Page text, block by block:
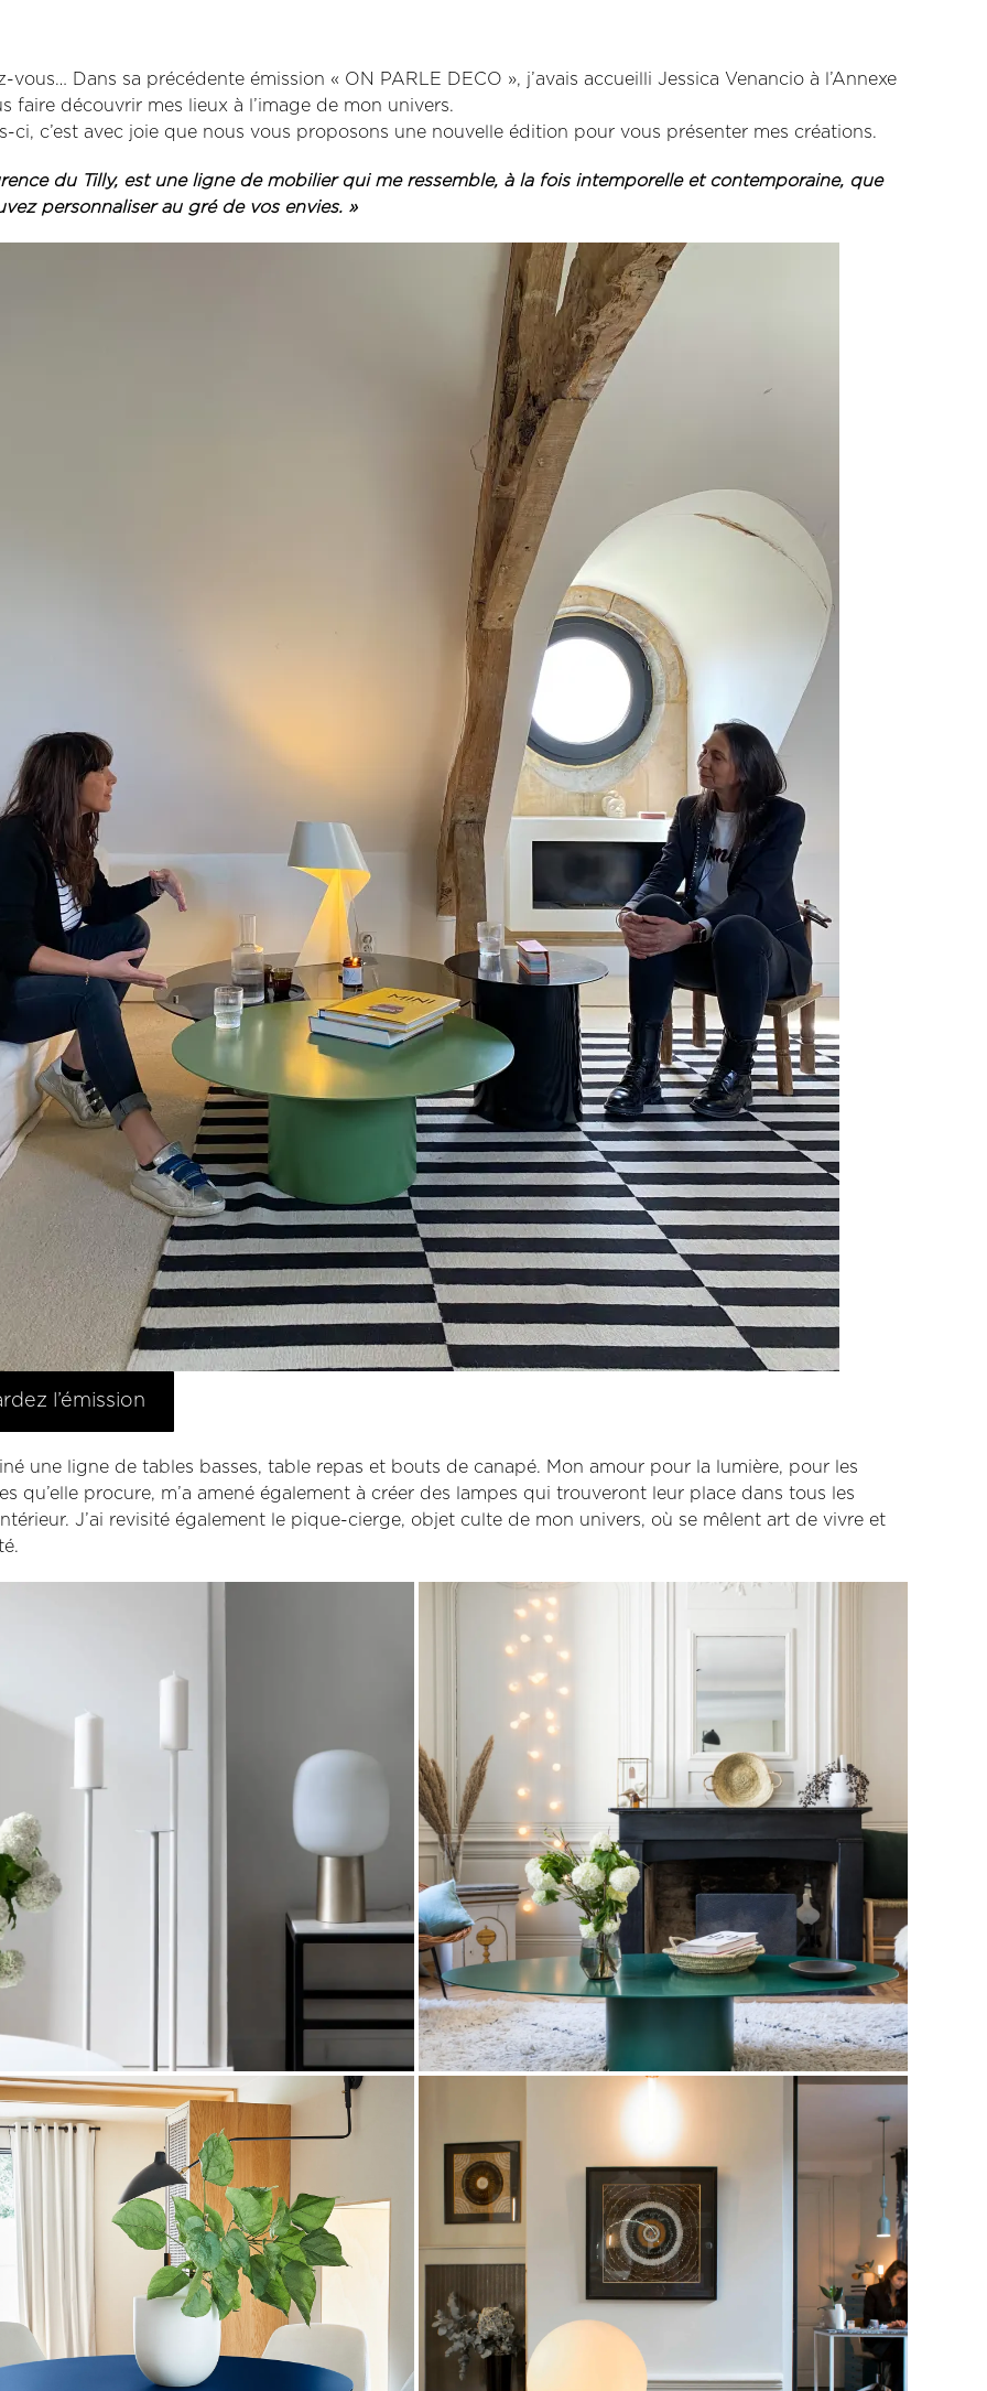
vous… Dans sa précédente émission « ON PARLE DECO », j’avais accueilli Jessica Venancio à l’Annexe
faire découvrir mes lieux à l’image de mon univers.
ci, c’est avec joie que nous vous proposons une nouvelle édition pour vous présenter mes créations.
du Tilly, est une ligne de mobilier qui me ressemble, à la fois intemporelle et contemporaine, que
personnaliser au gré de vos envies. »
l’émission
une ligne de tables basses, table repas et bouts de canapé. Mon amour pour la lumière, pour les
qu’elle procure, m’a amené également à créer des lampes qui trouveront leur place dans tous les
J’ai revisité également le pique-cierge, objet culte de mon univers, où se mêlent art de vivre et